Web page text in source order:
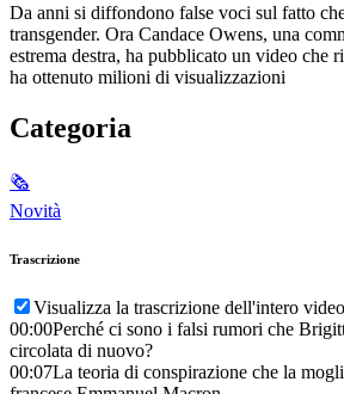
Da anni si diffondono false voci sul fatto
transgender. Ora Candace Owens, una
estrema destra, ha pubblicato un video che
ha ottenuto milioni di visualizzazioni
Categoria
🗞
Novità
Trascrizione
Visualizza la trascrizione dell'intero video
00:00Perché ci sono i falsi rumori che
circolata di nuovo?
00:07La teoria di conspirazione che la